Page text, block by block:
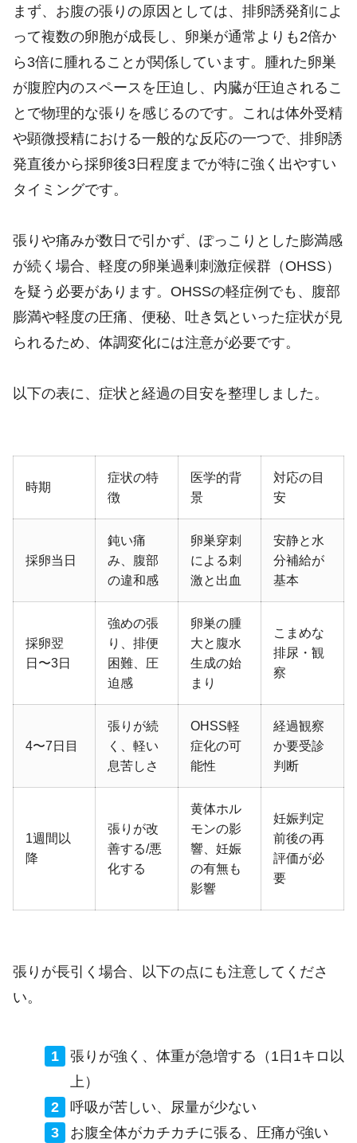
まず、お腹の張りの原因としては、排卵誘発剤によ
って複数の卵胞が成長し、卵巣が通常よりも2倍か
ら3倍に腫れることが関係しています。腫れた卵巣
が腹腔内のスペースを圧迫し、内臓が圧迫されるこ
とで物理的な張りを感じるのです。これは体外受精
や顕微授精における一般的な反応の一つで、排卵誘
発直後から採卵後3日程度までが特に強く出やすい
タイミングです。
張りや痛みが数日で引かず、ぽっこりとした膨満感
が続く場合、軽度の卵巣過剰刺激症候群（OHSS）
を疑う必要があります。OHSSの軽症例でも、腹部
膨満や軽度の圧痛、便秘、吐き気といった症状が見
られるため、体調変化には注意が必要です。
以下の表に、症状と経過の目安を整理しました。
時期
症状の特
徴
医学的背
景
対応の目
安
採卵当日
鈍い痛
み、腹部
の違和感
卵巣穿刺
による刺
激と出血
安静と水
分補給が
基本
採卵翌
日〜3日
強めの張
り、排便
困難、圧
迫感
卵巣の腫
大と腹水
生成の始
まり
こまめな
排尿・観
察
4〜7日目
張りが続
く、軽い
息苦しさ
OHSS軽
症化の可
能性
経過観察
か要受診
判断
1週間以
降
張りが改
善する/悪
化する
黄体ホル
モンの影
響、妊娠
の有無も
影響
妊娠判定
前後の再
評価が必
要
張りが長引く場合、以下の点にも注意してくださ
い。
張りが強く、体重が急増する（1日1キロ以
上）
呼吸が苦しい、尿量が少ない
お腹全体がカチカチに張る、圧痛が強い